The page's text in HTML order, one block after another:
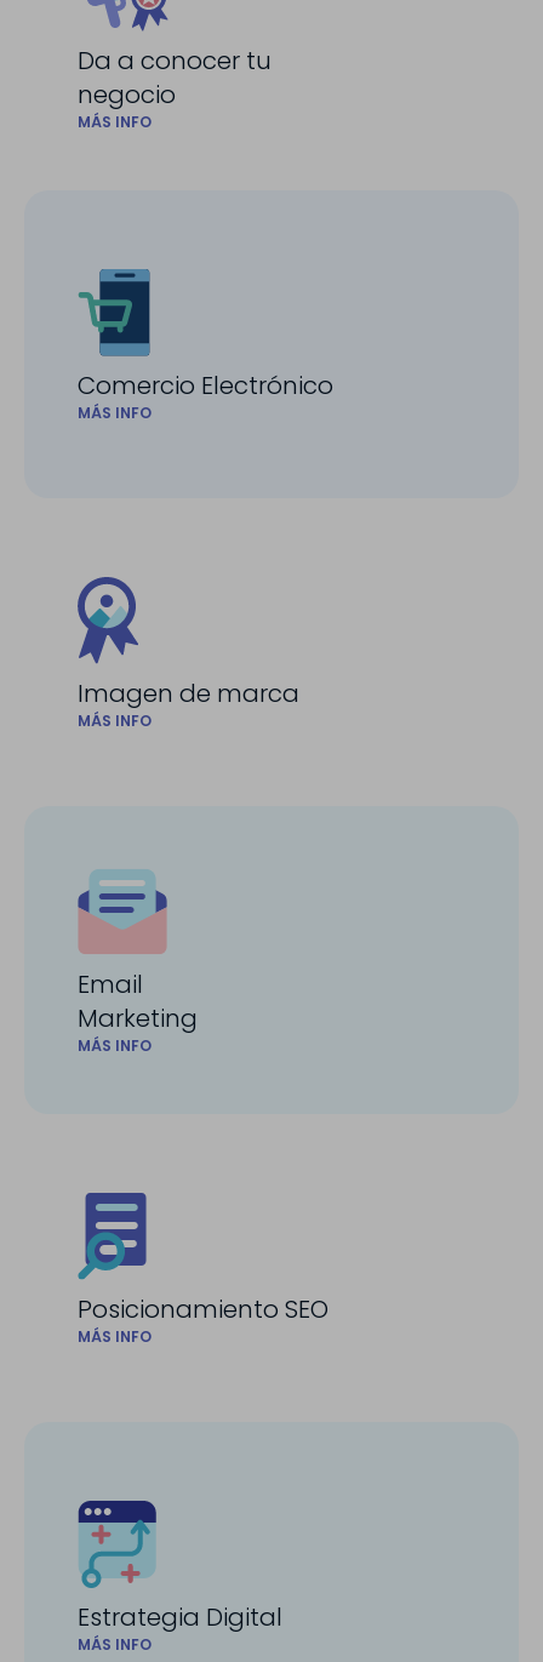
Da a conocer tu
negocio
MÁS INFO
Comercio Electrónico
MÁS INFO
Imagen de marca
MÁS INFO
Email
Marketing
MÁS INFO
Posicionamiento SEO
MÁS INFO
Estrategia Digital
MÁS INFO